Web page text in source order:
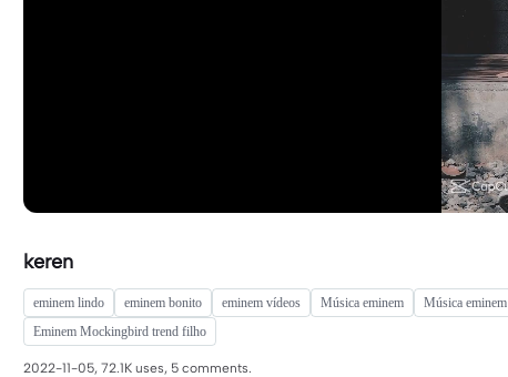
keren
eminem lindo eminem bonito eminem vídeos Música eminem Música eminem
Eminem Mockingbird trend filho
2022-11-05, 72.1K uses, 5 comments.